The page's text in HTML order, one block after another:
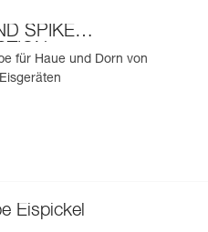
SPIKE
für Haue und Dorn von
Eispickel